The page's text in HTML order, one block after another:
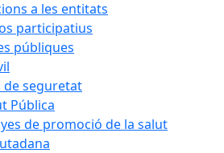
a les entitats
participatius
públiques
de seguretat
Pública
de promoció de la salut